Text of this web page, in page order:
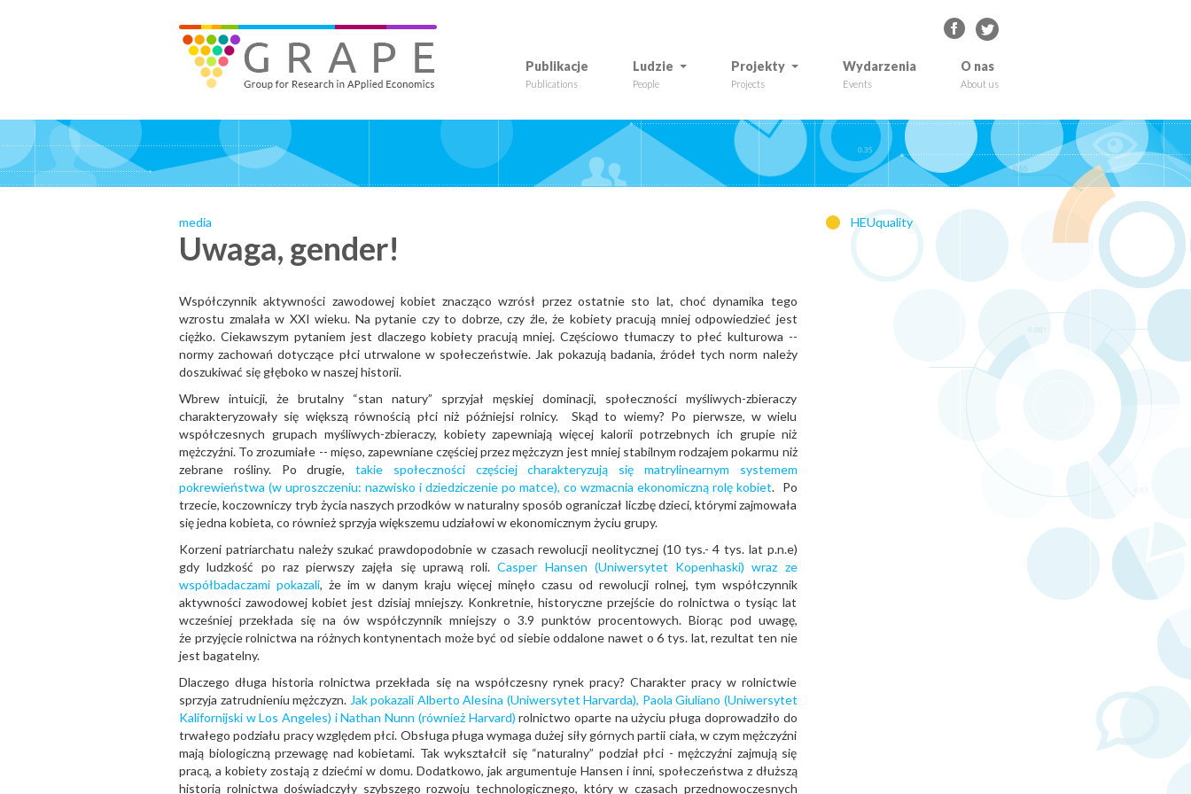
GRAPE - Group for Research in APplied Economics
Publikacje
Publications
Ludzie
People
Projekty
Projects
Wydarzenia
Events
O nas
About us
media
Uwaga, gender!
Współczynnik aktywności zawodowej kobiet znacząco wzrósł przez ostatnie sto lat, choć dynamika tego
wzrostu zmalała w XXI wieku. Na pytanie czy to dobrze, czy źle, że kobiety pracują mniej odpowiedzieć jest
ciężko. Ciekawszym pytaniem jest dlaczego kobiety pracują mniej. Częściowo tłumaczy to płeć kulturowa --
normy zachowań dotyczące płci utrwalone w społeczeństwie. Jak pokazują badania, źródeł tych norm należy
doszukiwać się głęboko w naszej historii.
Wbrew intuicji, że brutalny “stan natury” sprzyjał męskiej dominacji, społeczności myśliwych-zbieraczy
charakteryzowały się większą równością płci niż późniejsi rolnicy. Skąd to wiemy? Po pierwsze, w wielu
współczesnych grupach myśliwych-zbieraczy, kobiety zapewniają więcej kalorii potrzebnych ich grupie niż
mężczyźni. To zrozumiałe -- mięso, zapewniane częściej przez mężczyzn jest mniej stabilnym rodzajem pokarmu niż
zebrane rośliny. Po drugie, takie społeczności częściej charakteryzują się matrylinearnym systemem
pokrewieństwa (w uproszczeniu: nazwisko i dziedziczenie po matce), co wzmacnia ekonomiczną rolę kobiet. Po
trzecie, koczowniczy tryb życia naszych przodków w naturalny sposób ograniczał liczbę dzieci, którymi zajmowała
się jedna kobieta, co również sprzyja większemu udziałowi w ekonomicznym życiu grupy.
Korzeni patriarchatu należy szukać prawdopodobnie w czasach rewolucji neolitycznej (10 tys.- 4 tys. lat p.n.e)
gdy ludzkość po raz pierwszy zajęła się uprawą roli.Casper Hansen (Uniwersytet Kopenhaski) wraz ze
współbadaczami pokazali, że im w danym kraju więcej minęło czasu od rewolucji rolnej, tym współczynnik
aktywności zawodowej kobiet jest dzisiaj mniejszy. Konkretnie, historyczne przejście do rolnictwa o tysiąc lat
wcześniej przekłada się na ów współczynnik mniejszy o 3.9 punktów procentowych. Biorąc pod uwagę,
że przyjęcie rolnictwa na różnych kontynentach może być od siebie oddalone nawet o 6 tys. lat, rezultat ten nie
jest bagatelny.
Dlaczego długa historia rolnictwa przekłada się na współczesny rynek pracy? Charakter pracy w rolnictwie
sprzyja zatrudnieniu mężczyzn. Jak pokazali Alberto Alesina (Uniwersytet Harvarda), Paola Giuliano (Uniwersytet
Kalifornijski w Los Angeles) i Nathan Nunn (również Harvard) rolnictwo oparte na użyciu pługa doprowadziło do
trwałego podziału pracy względem płci. Obsługa pługa wymaga dużej siły górnych partii ciała, w czym mężczyźni
mają biologiczną przewagę nad kobietami. Tak wykształcił się “naturalny” podział płci - mężczyźni zajmują się
pracą, a kobiety zostają z dziećmi w domu. Dodatkowo, jak argumentuje Hansen i inni, społeczeństwa z dłuższą
historią rolnictwa doświadczyły szybszego rozwoju technologicznego, który w czasach przednowoczesnych
HEUquality